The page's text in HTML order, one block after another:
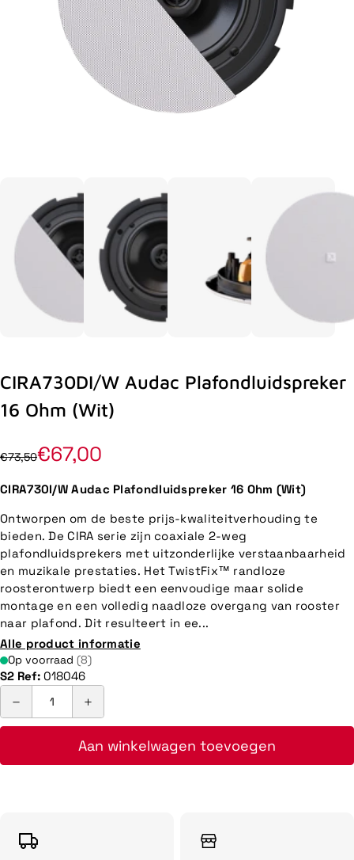
CIRA730DI/W Audac Plafondluidspreker
16 Ohm (Wit)
€73,50€67,00
CIRA730I/W Audac Plafondluidspreker 16 Ohm (Wit)
Ontworpen om de beste prijs-kwaliteitverhouding te
bieden. De CIRA serie zijn coaxiale 2-weg
plafondluidsprekers met uitzonderlijke verstaanbaarheid
en muzikale prestaties. Het TwistFix™ randloze
roosterontwerp biedt een eenvoudige maar solide
montage en een volledig naadloze overgang van rooster
naar plafond. Dit resulteert in ee...
Alle product informatie
Op voorraad (8)
S2 Ref: 018046
Aan winkelwagen toevoegen